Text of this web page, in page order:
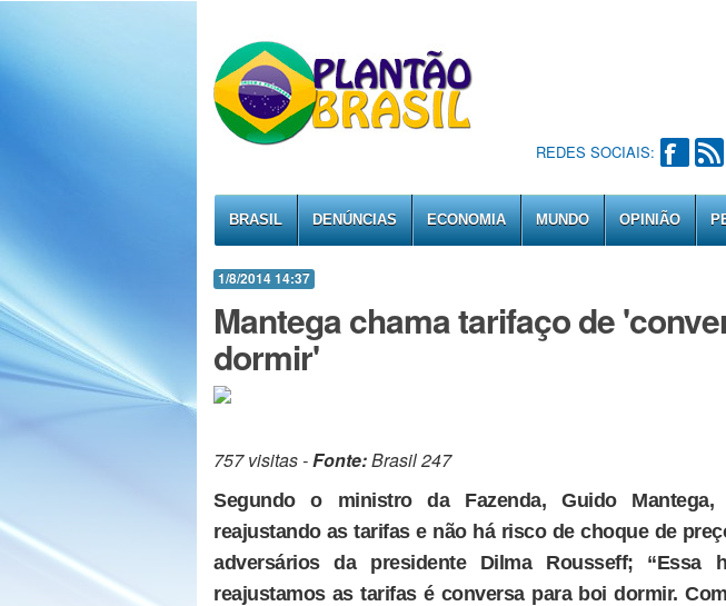
REDES SOCIAIS:
BRASIL DENÚNCIAS ECONOMIA MUNDO OPINIÃO
1/8/2014 14:37
Mantega chama tarifaço de
dormir'
757 visitas -Fonte:Brasil 247
Segundo o ministro da Fazenda, Guido
reajustando as tarifas e não há risco de choque de
adversários da presidente Dilma Rousseff; “Essa
reajustamos as tarifas é conversa para boi dormir.